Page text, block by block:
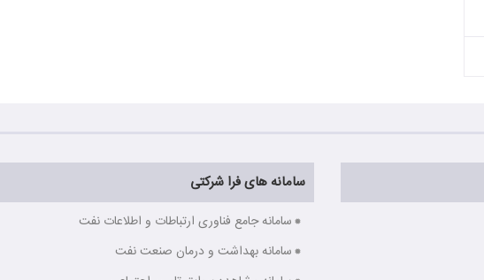
سامانه های فرا شرکتی
سامانه جامع فناوری ارتباطات و اطلاعات نفت
سامانه بهداشت و درمان صنعت نفت